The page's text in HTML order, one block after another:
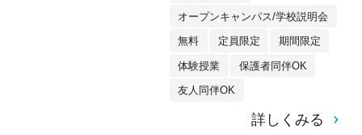
オープンキャンパス/学校説明会
無料 定員限定 期間限定
体験授業 保護者同伴OK
友人同伴OK
詳しくみる